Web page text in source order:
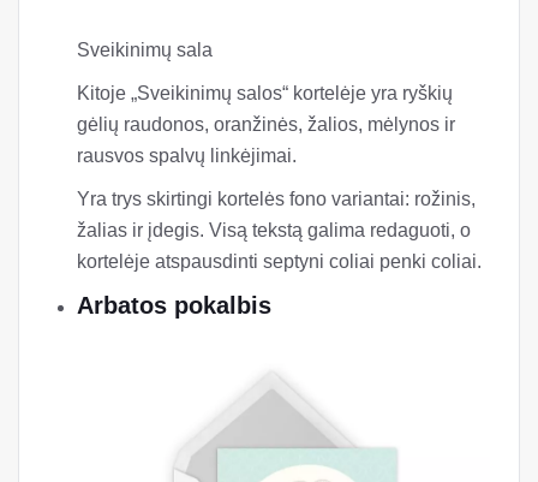
Sveikinimų sala
Kitoje „Sveikinimų salos“ kortelėje yra ryškių
gėlių raudonos, oranžinės, žalios, mėlynos ir
rausvos spalvų linkėjimai.
Yra trys skirtingi kortelės fono variantai: rožinis,
žalias ir įdegis. Visą tekstą galima redaguoti, o
kortelėje atspausdinti septyni coliai penki coliai.
Arbatos pokalbis